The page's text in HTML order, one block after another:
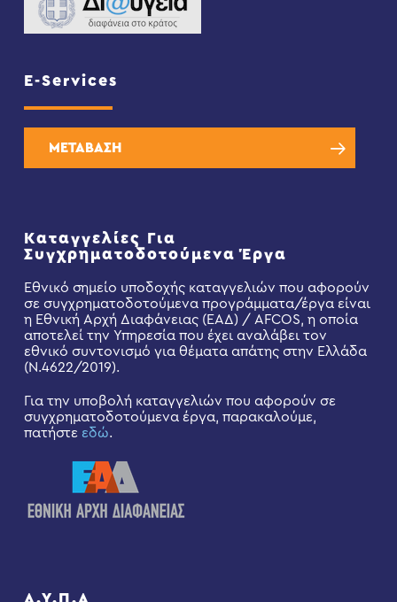
E-Services
ΜΕΤΑΒΑΣΗ
Καταγγελίες Για
Συγχρηματοδοτούμενα Έργα
Εθνικό σημείο υποδοχής καταγγελιών που αφορούν
σε συγχρηματοδοτούμενα προγράμματα/έργα είναι
η Εθνική Αρχή Διαφάνειας (ΕΑΔ) / AFCOS, η οποία
αποτελεί την Υπηρεσία που έχει αναλάβει τον
εθνικό συντονισμό για θέματα απάτης στην Ελλάδα
(Ν.4622/2019).
Για την υποβολή καταγγελιών που αφορούν σε
συγχρηματοδοτούμενα έργα, παρακαλούμε,
πατήστε εδώ.
Δ.Υ.Π.Α